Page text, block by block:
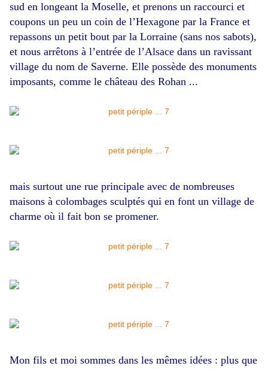
sud en longeant la Moselle, et prenons un raccourci et
coupons un peu un coin de l’Hexagone par la France et
repassons un petit bout par la Lorraine (sans nos sabots),
et nous arrêtons à l’entrée de l’Alsace dans un ravissant
village du nom de Saverne. Elle possède des monuments
imposants, comme le château des Rohan ...
mais surtout une rue principale avec de nombreuses
maisons à colombages sculptés qui en font un village de
charme où il fait bon se promener.
Mon fils et moi sommes dans les mêmes idées : plus que